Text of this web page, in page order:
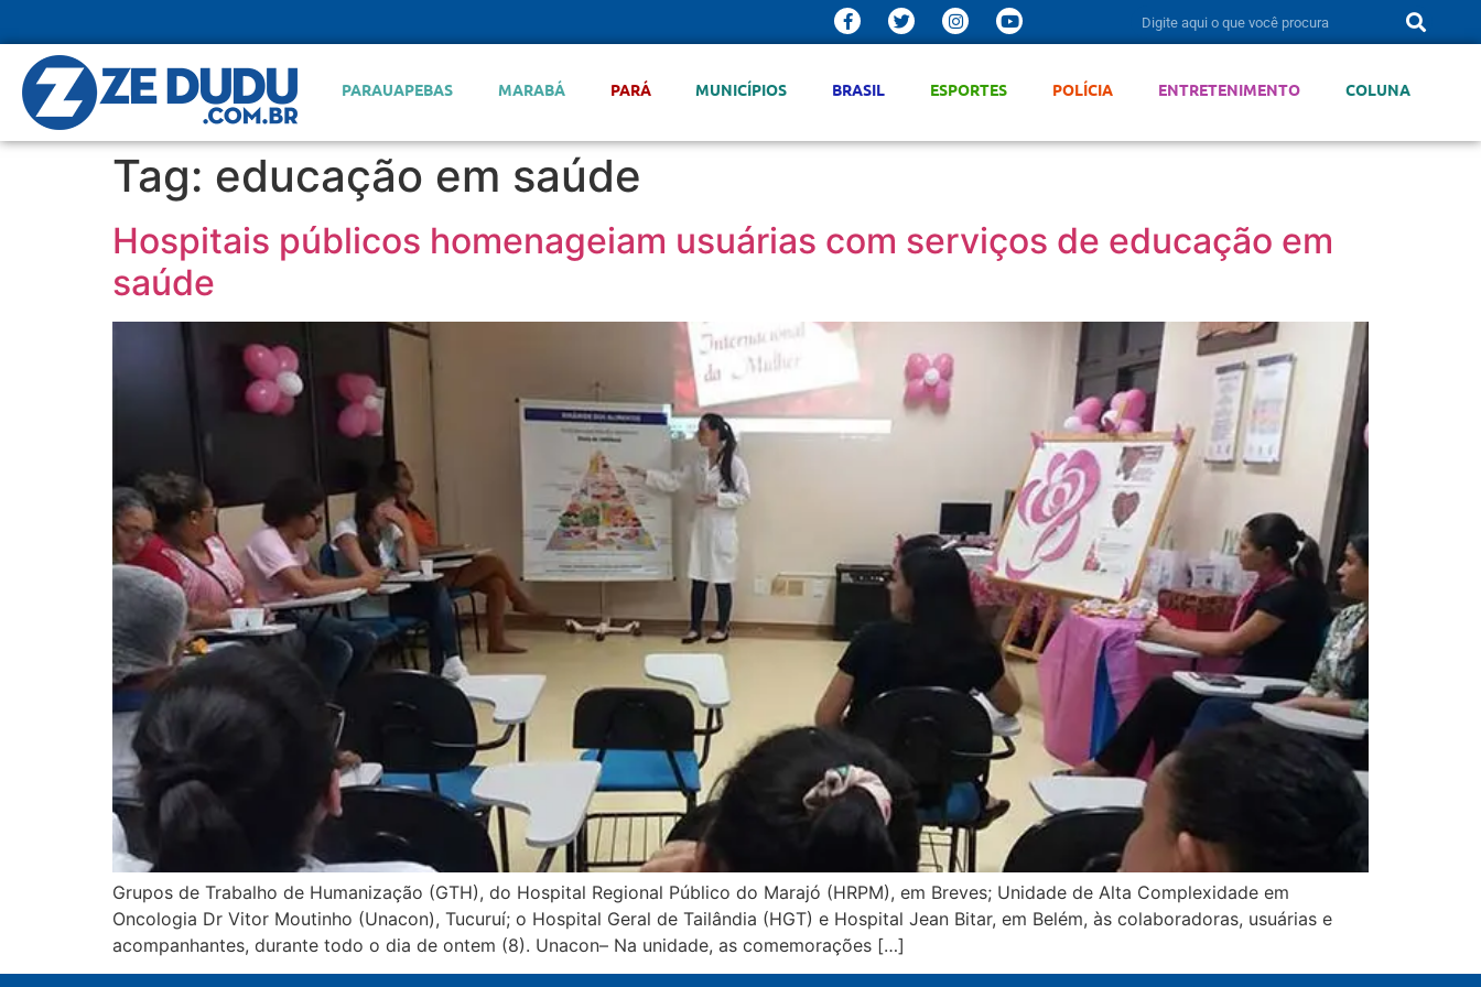
PARAUAPEBAS MARABÁ PARÁ MUNICÍPIOS BRASIL ESPORTES POLÍCIA ENTRETENIMENTO COLUNA
Tag: educação em saúde
Hospitais públicos homenageiam usuárias com serviços de educação em
saúde
Grupos de Trabalho de Humanização (GTH), do Hospital Regional Público do Marajó (HRPM), em Breves; Unidade de Alta Complexidade em
Oncologia Dr Vitor Moutinho (Unacon), Tucuruí; o Hospital Geral de Tailândia (HGT) e Hospital Jean Bitar, em Belém, às colaboradoras, usuárias e
acompanhantes, durante todo o dia de ontem (8). Unacon– Na unidade, as comemorações […]